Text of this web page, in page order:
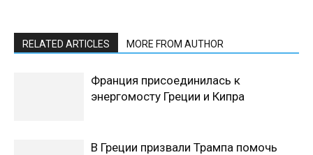
RELATED ARTICLES MORE FROM AUTHOR
Франция присоединилась к
энергомосту Греции и Кипра
В Греции призвали Трампа помочь